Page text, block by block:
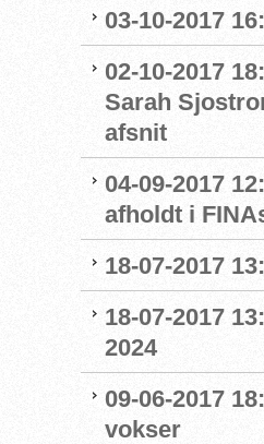
03-10-2017
02-10-2017
Sarah
afsnit
04-09-2017
afholdt i
18-07-2017
18-07-2017
2024
09-06-2017
vokser